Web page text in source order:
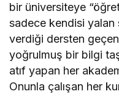
bir üniversiteye
sadece kendisi yalan
verdiği dersten
yoğrulmuş bir bilgi
atıf yapan her
Onunla çalışan her